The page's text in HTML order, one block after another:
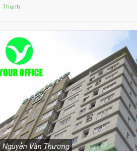
Thạnh
Nguyễn Văn Thương